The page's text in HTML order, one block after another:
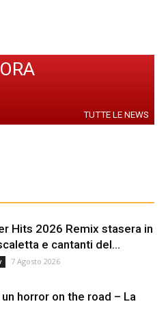
TUTTE LE NEWS
Hits 2026 Remix stasera in
e cantanti del...
7 Agosto 2026
horror on the road – La